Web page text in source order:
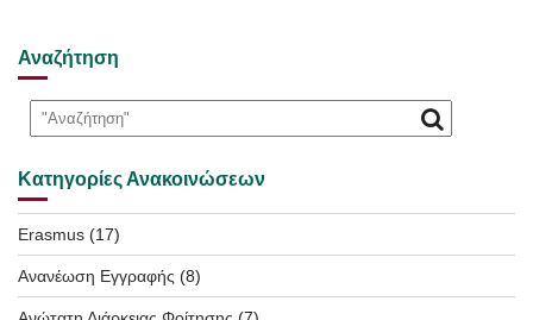
Αναζήτηση
Κατηγορίες Ανακοινώσεων
Erasmus (17)
Ανανέωση Εγγραφής (8)